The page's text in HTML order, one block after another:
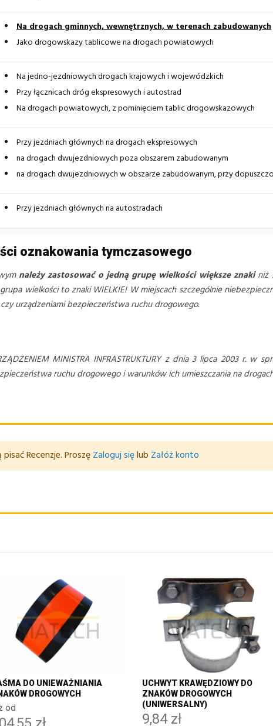
Na drogach gminnych, wewnętrznych, w terenach zabudowanych
Jako drogowskazy tablicowe na drogach powiatowych
Na jedno-jezdniowych drogach krajowych i wojewódzkich
Przy łącznicach dróg ekspresowych i autostrad
Na drogach powiatowych, z pominięciem tablic drogowskazowych
Przy jezdniach głównych na drogach ekspresowych
na drogach dwujezdniowych poza obszarem zabudowanym
na drogach dwujezdniowych w obszarze zabudowanym, przy
Przy jezdniach głównych na autostradach
oznakowania tymczasowego
należy zastosować o jedną grupę wielkości większe znakiniż
wielkości to znaki WIELKIE! W miejscach szczególnie
urządzeniami bezpieczeństwa ruchu drogowego.
MINISTRA INFRASTRUKTURY z dnia 3 lipca 2003 r. w
ruchu drogowego i warunków ich umieszczania na
Recenzje. Proszę Zaloguj sięlub Załóż konto
DO UNIEWAŻNIANIA
DROGOWYCH
od
UCHWYT KRAWĘDZIOWY DO
ZNAKÓW DROGOWYCH
(UNIWERSALNY)
9,84 zł